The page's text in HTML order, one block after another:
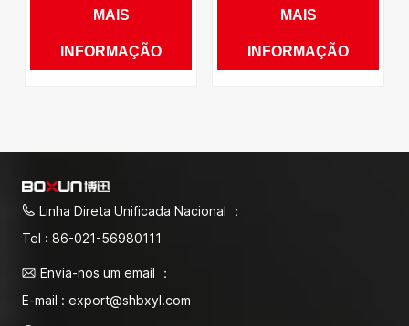
MAIS
INFORMAÇÃO
MAIS
INFORMAÇÃO
Linha Direta Unificada Nacional ：
Tel : 86-021-56980111
Envia-nos um email ：
E-mail : export@shbxyl.com